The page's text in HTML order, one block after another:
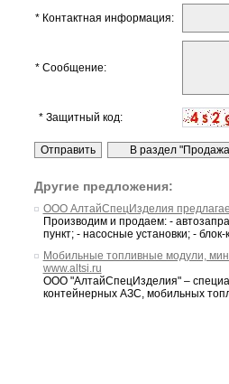
* Контактная информация:
* Сообщение:
* Защитный код:
Другие предложения:
ООО АлтайСпецИзделия
Производим и продаем: -
пункт; - насосные установки; -
Мобильные топливные модули,
www.altsi.ru
ООО "АлтайСпецИзделия" –
контейнерных АЗС, мобильных